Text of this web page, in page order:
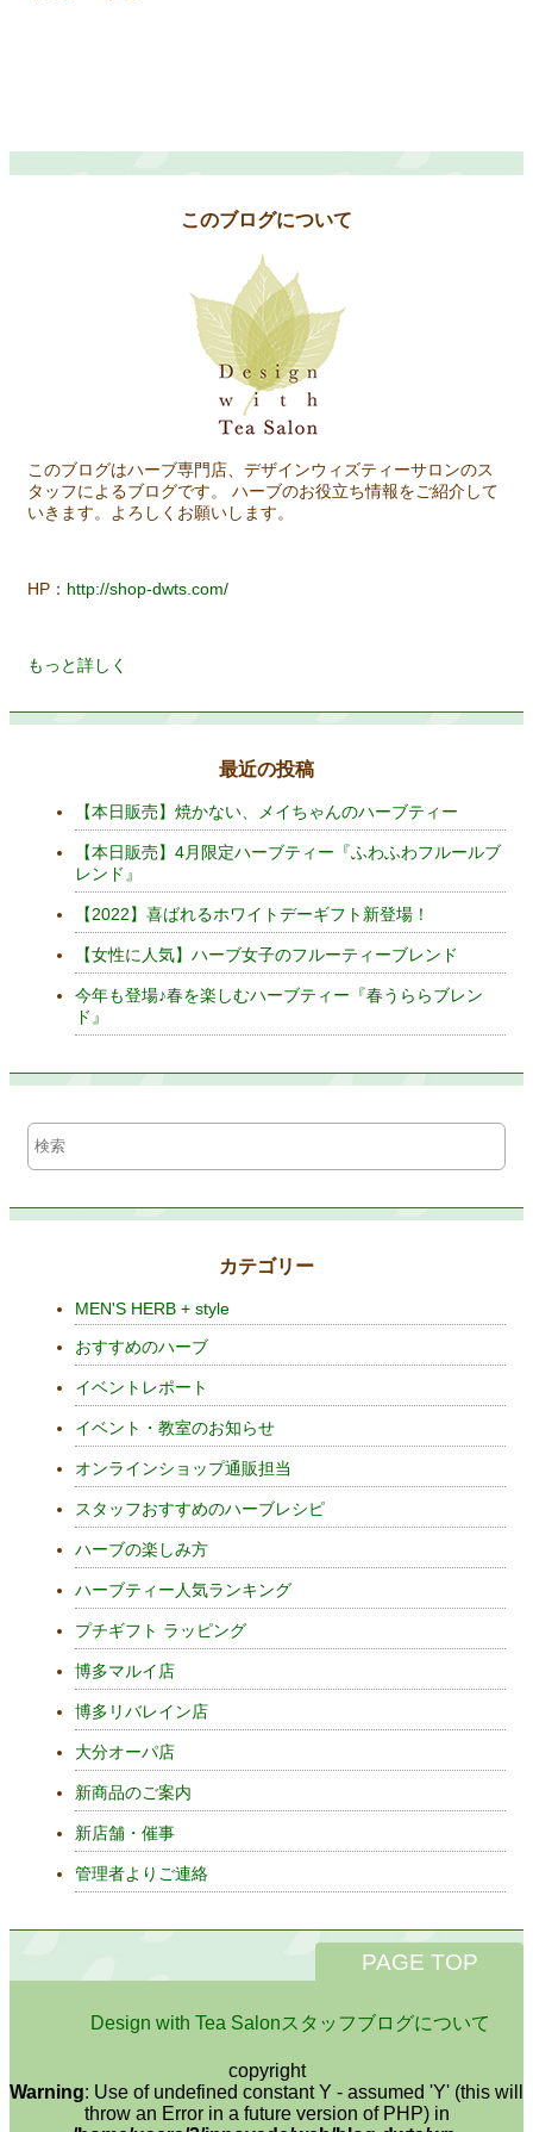
このブログについて
このブログはハーブ専門店、デザインウィズティーサロンのス
タッフによるブログです。 ハーブのお役立ち情報をご紹介して
いきます。よろしくお願いします。
HP： http://shop-dwts.com/
もっと詳しく
最近の投稿
【本日販売】焼かない、メイちゃんのハーブティー
【本日販売】4月限定ハーブティー『ふわふわフルールブ
レンド』
【2022】喜ばれるホワイトデーギフト新登場！
【女性に人気】ハーブ女子のフルーティーブレンド
今年も登場♪春を楽しむハーブティー『春うららブレン
ド』
カテゴリー
MEN'S HERB + style
おすすめのハーブ
イベントレポート
イベント・教室のお知らせ
オンラインショップ通販担当
スタッフおすすめのハーブレシピ
ハーブの楽しみ方
ハーブティー人気ランキング
プチギフト ラッピング
博多マルイ店
博多リバレイン店
大分オーパ店
新商品のご案内
新店舗・催事
管理者よりご連絡
PAGE TOP
Design with Tea Salonスタッフブログについて
copyright
Warning: Use of undefined constant Y - assumed 'Y' (this will
throw an Error in a future version of PHP) in